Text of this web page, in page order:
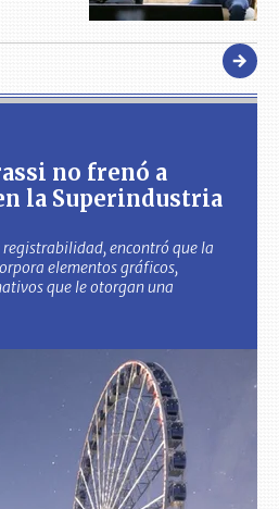
no frenó a
la Superindustria
registrabilidad, encontró que la
elementos gráficos,
que le otorgan una